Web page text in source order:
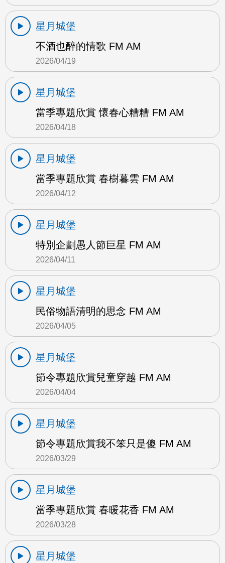
星月城堡
不酒也醉的情歌 FM AM
2026/04/19
星月城堡
當季專題欣賞 懷春心糟糟 FM AM
2026/04/18
星月城堡
當季專題欣賞 春樹暮雲 FM AM
2026/04/12
星月城堡
特別企劃愚人節巨星 FM AM
2026/04/11
星月城堡
民俗物語清明的思念 FM AM
2026/04/05
星月城堡
節令專題欣賞兒童穿越 FM AM
2026/04/04
星月城堡
節令專題欣賞我不笨只是傻 FM AM
2026/03/29
星月城堡
當季專題欣賞 春暖花香 FM AM
2026/03/28
星月城堡